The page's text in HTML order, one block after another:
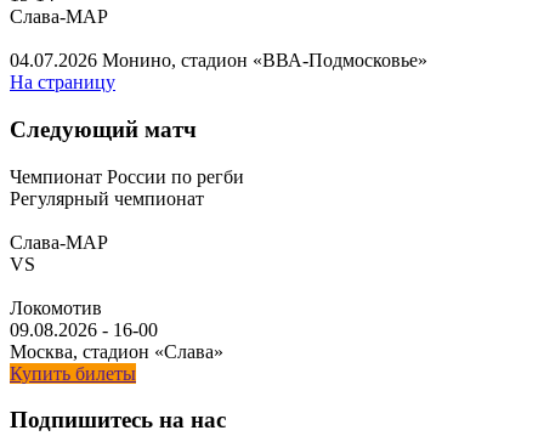
Слава-МАР
04.07.2026 Монино, стадион «ВВА-Подмосковье»
На страницу
Следующий матч
Чемпионат России по регби
Регулярный чемпионат
Слава-МАР
VS
Локомотив
09.08.2026 - 16-00
Москва, стадион «Слава»
Купить билеты
Подпишитесь на нас